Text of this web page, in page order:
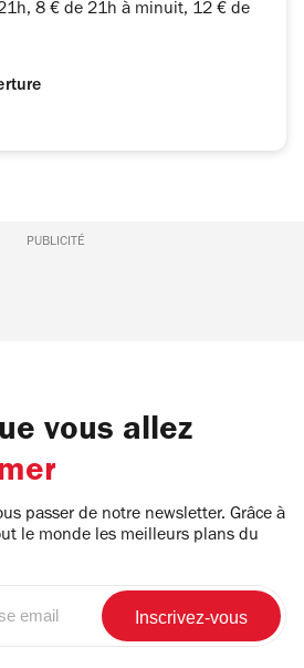
8 € de 21h à minuit, 12 € de
PUBLICITÉ
vous allez
passer de notre newsletter. Grâce à
le monde les meilleurs plans du